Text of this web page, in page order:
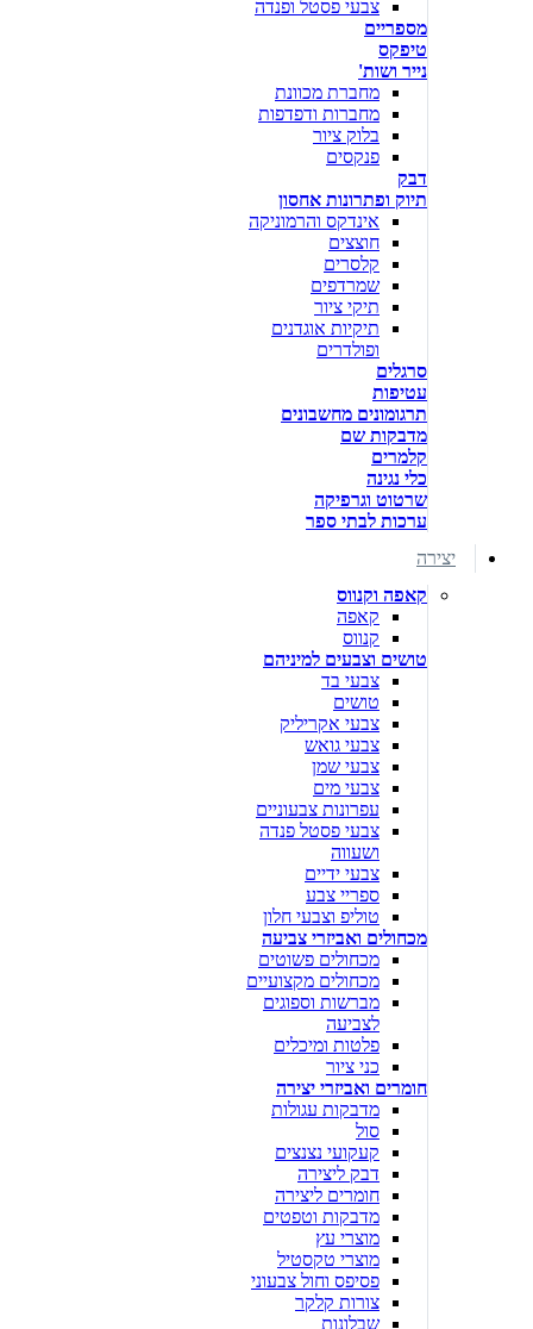
צבעי פסטל ופנדה
מספריים
טיפקס
נייר ושות'
מחברת מכוונת
מחברות ודפדפות
בלוק ציור
פנקסים
דבק
תיוק ופתרונות אחסון
אינדקס והרמוניקה
חוצצים
קלסרים
שמרדפים
תיקי ציור
תיקיות אוגדנים
ופולדרים
סרגלים
עטיפות
תרגומונים מחשבונים
מדבקות שם
קלמרים
כלי נגינה
שרטוט וגרפיקה
ערכות לבתי ספר
יצירה
קאפה וקנווס
קאפה
קנווס
טושים וצבעים למיניהם
צבעי בד
טושים
צבעי אקריליק
צבעי גואש
צבעי שמן
צבעי מים
עפרונות צבעוניים
צבעי פסטל פנדה
ושעווה
צבעי ידיים
ספריי צבע
טוליפ וצבעי חלון
מכחולים ואביזרי צביעה
מכחולים פשוטים
מכחולים מקצועיים
מברשות וספוגים
לצביעה
פלטות ומיכלים
כני ציור
חומרים ואביזרי יצירה
מדבקות עגולות
סול
קעקועי נצנצים
דבק ליצירה
חומרים ליצירה
מדבקות וטפטים
מוצרי עץ
מוצרי טקסטיל
פסיפס וחול צבעוני
צורות קלקר
שבלונות